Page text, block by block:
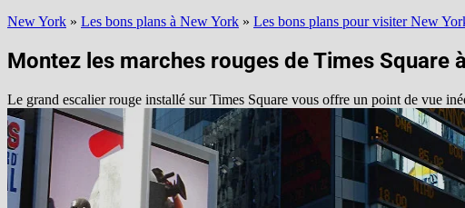
New York » Les bons plans à New York » Les bons plans pour visiter New
Montez les marches rouges de Times Square
Le grand escalier rouge installé sur Times Square vous offre un point de vue